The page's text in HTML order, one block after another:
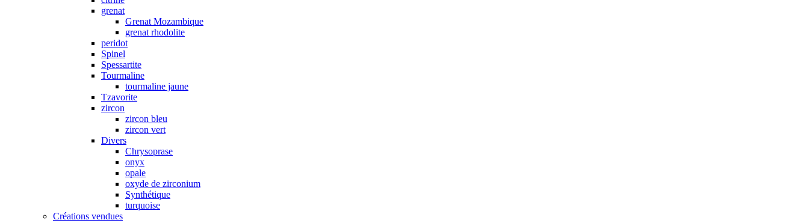
grenat
Grenat Mozambique
grenat rhodolite
peridot
Spinel
Spessartite
Tourmaline
tourmaline jaune
Tzavorite
zircon
zircon bleu
zircon vert
Divers
Chrysoprase
onyx
opale
oxyde de zirconium
Synthétique
turquoise
Créations vendues